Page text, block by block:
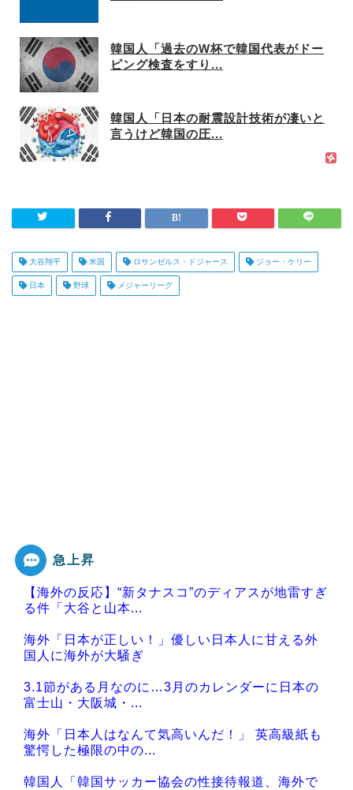
韓国人「過去のW杯で韓国代表がドー
ピング検査をすり...
韓国人「日本の耐震設計技術が凄いと
言うけど韓国の圧...
大谷翔平 米国 ロサンゼルス・ドジャース ジョー・ケリー
日本 野球 メジャーリーグ
急上昇
【海外の反応】“新タナスコ”のディアスが地雷すぎ
る件「大谷と山本...
海外「日本が正しい！」優しい日本人に甘える外
国人に海外が大騒ぎ
3.1節がある月なのに…3月のカレンダーに日本の
富士山・大阪城・...
海外「日本人はなんて気高いんだ！」 英高級紙も
驚愕した極限の中の...
韓国人「韓国サッカー協会の性接待報道、海外で